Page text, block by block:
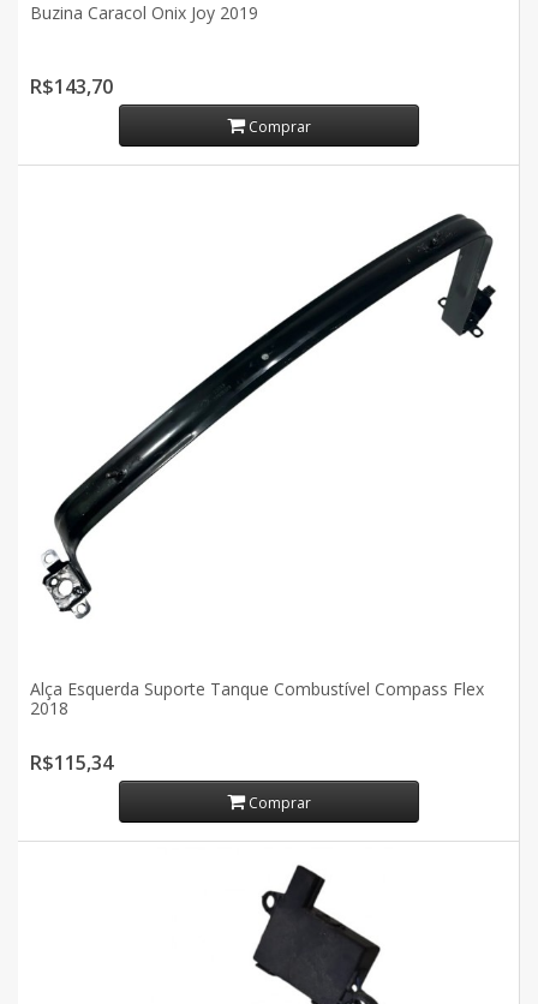
Buzina Caracol Onix Joy 2019
R$143,70
Comprar
Alça Esquerda Suporte Tanque Combustível Compass Flex
2018
R$115,34
Comprar